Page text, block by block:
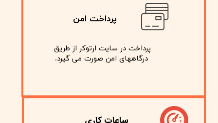
پرداخت در سایت ارتوکر از طریق
​​​​​​​ درگاههای امن صورت می گیرد.
پرداخت امن